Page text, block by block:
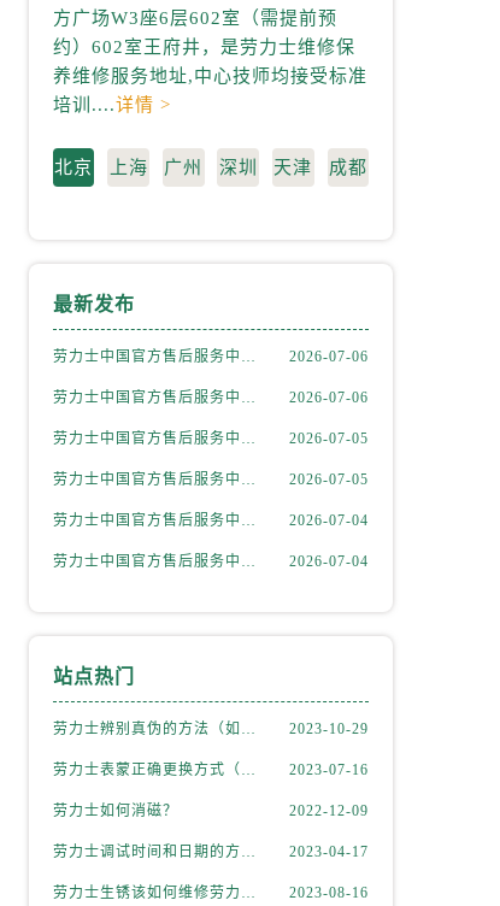
方广场W3座6层602室（需提前预
约）602室王府井，是劳力士维修保
养维修服务地址,中心技师均接受标准
培训....详情 >
北京 上海 广州 深圳 天津 成都
最新发布
劳力士中国官方售后服务中心｜详细官方热线及维修地址权威信息通知（2026年7月最新） 2026-07-06
劳力士中国官方售后服务中心｜详细地址及售后服务电话权威信息通知（2026年7月最新） 2026-07-06
劳力士中国官方售后服务中心｜最新热线和详细网点地址权威信息通告（2026年7月最新） 2026-07-05
劳力士中国官方售后服务中心｜官方电话和完整维修地址权威信息通知（2026年7月最新） 2026-07-05
劳力士中国官方售后服务中心｜最新电话和详细维修地址权威信息通告（2026年7月最新） 2026-07-04
劳力士中国官方售后服务中心｜最新网点地址及电话权威信息声明（2026年7月最新） 2026-07-04
站点热门
劳力士辨别真伪的方法（如何判断劳力士的真假） 2023-10-29
劳力士表蒙正确更换方式（劳力士表蒙更换知识） 2023-07-16
劳力士如何消磁？ 2022-12-09
劳力士调试时间和日期的方法（劳力士该如何调试） 2023-04-17
劳力士生锈该如何维修劳力士（劳力士生锈怎么处理） 2023-08-16